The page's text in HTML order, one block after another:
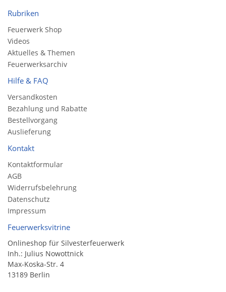
Rubriken
Feuerwerk Shop
Videos
Aktuelles & Themen
Feuerwerksarchiv
Hilfe & FAQ
Versandkosten
Bezahlung und Rabatte
Bestellvorgang
Auslieferung
Kontakt
Kontaktformular
AGB
Widerrufsbelehrung
Datenschutz
Impressum
Feuerwerksvitrine
Onlineshop für Silvesterfeuerwerk
Inh.: Julius Nowottnick
Max-Koska-Str. 4
13189 Berlin